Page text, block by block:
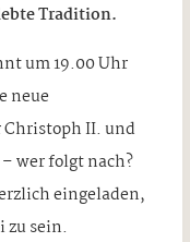
Tradition.
um 19.00 Uhr
neue
Christoph II. und
wer folgt nach?
eingeladen,
zu sein.